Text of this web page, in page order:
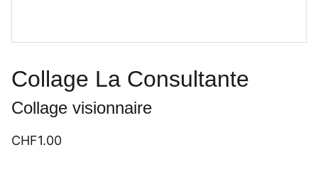
Collage La Consultante
Collage visionnaire
CHF1.00